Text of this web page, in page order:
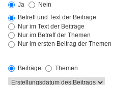
Ja
Nein
Betreff und Text der Beiträge
Nur im Text der Beiträge
Nur im Betreff der Themen
Nur im ersten Beitrag der Themen
Beiträge
Themen